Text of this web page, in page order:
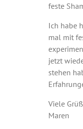
feste
Ich habe
mal mit
jetzt
stehen
Viele
Maren